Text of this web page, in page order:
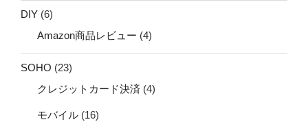
DIY (6)
Amazon商品レビュー (4)
SOHO (23)
クレジットカード決済 (4)
モバイル (16)